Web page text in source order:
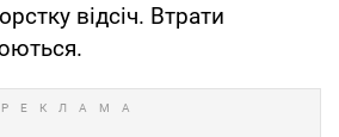
відсіч. Втрати